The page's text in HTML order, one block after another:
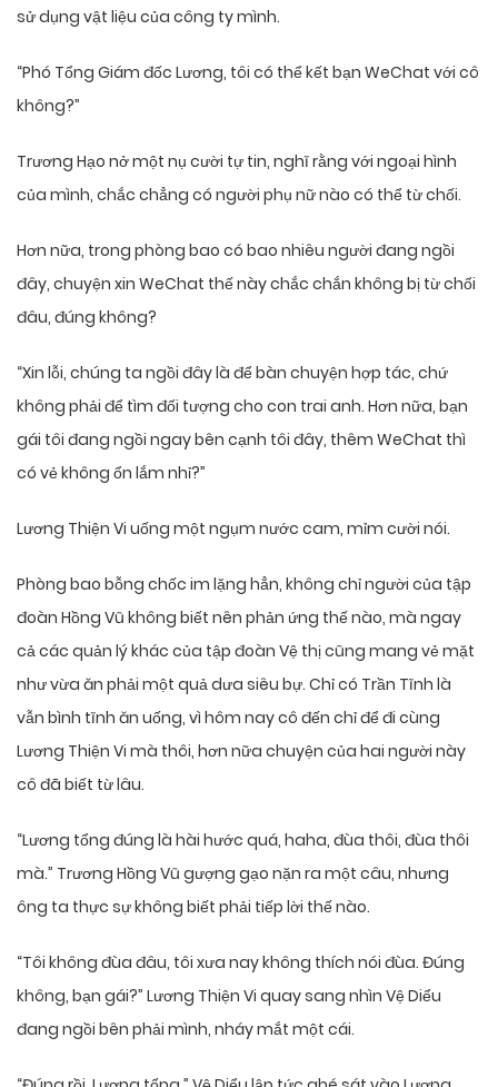
sử dụng vật liệu của công ty mình.
“Phó Tổng Giám đốc Lương, tôi có thể kết bạn WeChat với cô
không?”
Trương Hạo nở một nụ cười tự tin, nghĩ rằng với ngoại hình
của mình, chắc chẳng có người phụ nữ nào có thể từ chối.
Hơn nữa, trong phòng bao có bao nhiêu người đang ngồi
đây, chuyện xin WeChat thế này chắc chắn không bị từ chối
đâu, đúng không?
“Xin lỗi, chúng ta ngồi đây là để bàn chuyện hợp tác, chứ
không phải để tìm đối tượng cho con trai anh. Hơn nữa, bạn
gái tôi đang ngồi ngay bên cạnh tôi đây, thêm WeChat thì
có vẻ không ổn lắm nhỉ?”
Lương Thiện Vi uống một ngụm nước cam, mỉm cười nói.
Phòng bao bỗng chốc im lặng hẳn, không chỉ người của tập
đoàn Hồng Vũ không biết nên phản ứng thế nào, mà ngay
cả các quản lý khác của tập đoàn Vệ thị cũng mang vẻ mặt
như vừa ăn phải một quả dưa siêu bự. Chỉ có Trần Tĩnh là
vẫn bình tĩnh ăn uống, vì hôm nay cô đến chỉ để đi cùng
Lương Thiện Vi mà thôi, hơn nữa chuyện của hai người này
cô đã biết từ lâu.
“Lương tổng đúng là hài hước quá, haha, đùa thôi, đùa thôi
mà.” Trương Hồng Vũ gượng gạo nặn ra một câu, nhưng
ông ta thực sự không biết phải tiếp lời thế nào.
“Tôi không đùa đâu, tôi xưa nay không thích nói đùa. Đúng
không, bạn gái?” Lương Thiện Vi quay sang nhìn Vệ Diểu
đang ngồi bên phải mình, nháy mắt một cái.